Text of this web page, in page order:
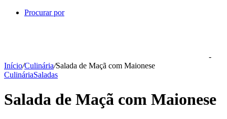
Procurar por
-
Início/Culinária/Salada de Maçã com Maionese
CulináriaSaladas
Salada de Maçã com Maionese